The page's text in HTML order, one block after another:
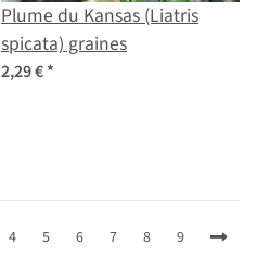
Plume du Kansas (Liatris
spicata) graines
2,29 €*
4 5 6 7 8 9